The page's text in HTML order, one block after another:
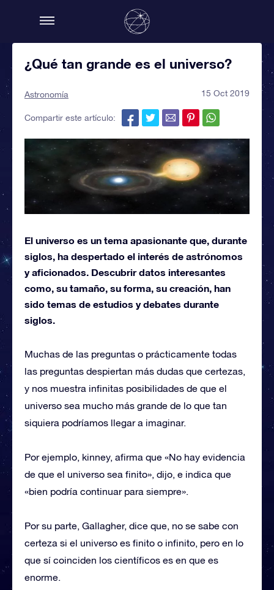
¿Qué tan grande es el universo?
Astronomía 15 Oct 2019
Compartir este artículo:
El universo es un tema apasionante que, durante
siglos, ha despertado el interés de astrónomos
y aficionados. Descubrir datos interesantes
como, su tamaño, su forma, su creación, han
sido temas de estudios y debates durante
siglos.
Muchas de las preguntas o prácticamente todas
las preguntas despiertan más dudas que certezas,
y nos muestra infinitas posibilidades de que el
universo sea mucho más grande de lo que tan
siquiera podríamos llegar a imaginar.
Por ejemplo, kinney, afirma que «No hay evidencia
de que el universo sea finito», dijo, e indica que
«bien podría continuar para siempre».
Por su parte, Gallagher, dice que, no se sabe con
certeza si el universo es finito o infinito, pero en lo
que sí coinciden los científicos es en que es
enorme.